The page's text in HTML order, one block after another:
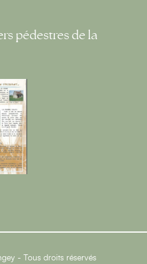
pédestres de la
- Tous droits réservés